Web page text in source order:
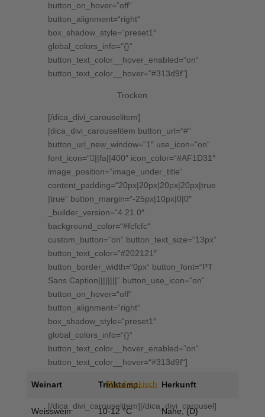
button_on_hover=“off“
button_alignment=“right“
box_shadow_style=“preset1″
global_colors_info=“{}“
button_text_color__hover_enabled=“on“
button_text_color__hover=“#313d9f“]
Trocken
[/dica_divi_carouselitem]
[dica_divi_carouselitem button_url=“#“
button_url_new_window=“1″ use_icon=“on“
font_icon=“||fa||400″ icon_color=“#AF1D31″
image_position=“image_under_title“
content_padding=“20px|20px|20px|20px|true
|true“ button_margin=“-25px|10px|0|0″
_builder_version=“4.21.0″
background_color=“#fcfcfc“
custom_button=“on“ button_text_size=“13px“
button_text_color=“#202121″
button_border_width=“0px“ button_font=“PT
Sans Caption||||||||“ button_use_icon=“on“
button_on_hover=“off“
button_alignment=“right“
box_shadow_style=“preset1″
global_colors_info=“{}“
button_text_color__hover_enabled=“on“
button_text_color__hover=“#313d9f“]
Blaufränkisch
[/dica_divi_carouselitem][/dica_divi_carousel]
Weinart Trinktemp. Herkunft
Weisswein 10-12 °C Nahe, (D)